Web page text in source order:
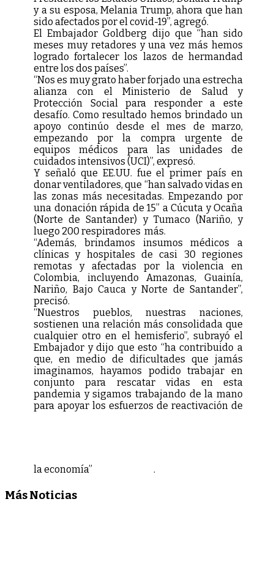
y a su esposa, Melania Trump, ahora que han
sido afectados por el covid-19”, agregó.
El Embajador Goldberg dijo que “han sido
meses muy retadores y una vez más hemos
logrado fortalecer los lazos de hermandad
entre los dos países”.
“Nos es muy grato haber forjado una estrecha
alianza con el Ministerio de Salud y
Protección Social para responder a este
desafío. Como resultado hemos brindado un
apoyo continúo desde el mes de marzo,
empezando por la compra urgente de
equipos médicos para las unidades de
cuidados intensivos (UCI)”, expresó.
Y señaló que EE.UU. fue el primer país en
donar ventiladores, que “han salvado vidas en
las zonas más necesitadas. Empezando por
una donación rápida de 15” a Cúcuta y Ocaña
(Norte de Santander) y Tumaco (Nariño, y
luego 200 respiradores más.
“Además, brindamos insumos médicos a
clínicas y hospitales de casi 30 regiones
remotas y afectadas por la violencia en
Colombia, incluyendo Amazonas, Guainía,
Nariño, Bajo Cauca y Norte de Santander”,
precisó.
“Nuestros pueblos, nuestras naciones,
sostienen una relación más consolidada que
cualquier otro en el hemisferio”, subrayó el
Embajador y dijo que esto “ha contribuido a
que, en medio de dificultades que jamás
imaginamos, hayamos podido trabajar en
conjunto para rescatar vidas en esta
pandemia y sigamos trabajando de la mano
para apoyar los esfuerzos de reactivación de
la economía” .
Más Noticias